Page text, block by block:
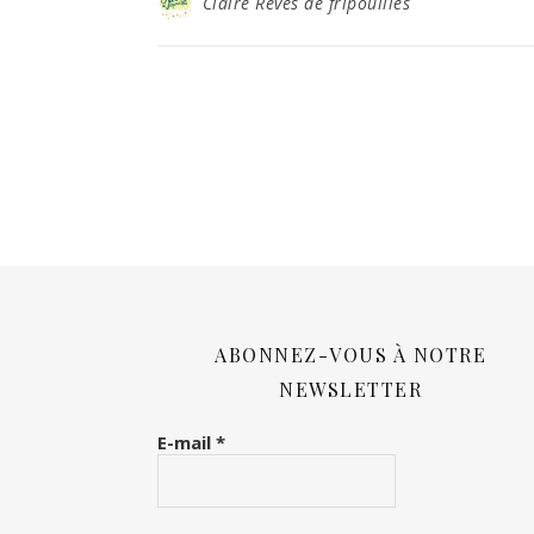
ABONNEZ-VOUS À NOTRE
NEWSLETTER
E-mail *